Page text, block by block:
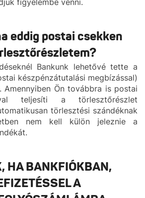
figyelembe venni.
eddig postai csekken
Bankunk lehetővé tette a
készpénzátutalási megbízással)
Ön továbbra is postai
teljesíti a törlesztőrészlet
törlesztési szándéknak
nem kell külön jeleznie a
HA BANKFIÓKBAN,
A